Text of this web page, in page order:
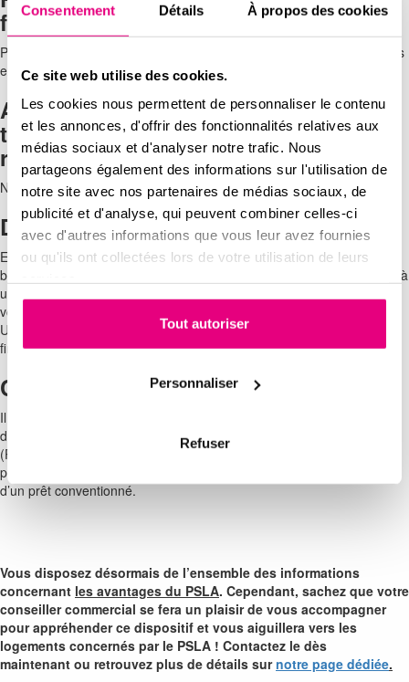
Consentement Détails À propos des cookies
Ce site web utilise des cookies.
Les cookies nous permettent de personnaliser le contenu
et les annonces, d'offrir des fonctionnalités relatives aux
médias sociaux et d'analyser notre trafic. Nous
partageons également des informations sur l'utilisation de
notre site avec nos partenaires de médias sociaux, de
publicité et d'analyse, qui peuvent combiner celles-ci
avec d'autres informations que vous leur avez fournies
ou qu'ils ont collectées lors de votre utilisation de leurs
Tout autoriser
Personnaliser
Refuser
foncière
Pendant les 15 ans suivant l’achèvement du logement neuf, vous êtes
exonéré du paiement de la taxe foncière.
Aucun appel de fonds durant les
travaux et des frais de notaire seront
réduits
N’est-ce pas là une belle économie ?
Des garanties rassurantes !
En cas d’aléas de la vie (décès, divorce, chômage…) vous
bénéficierez d’une garantie de relogement et de rachat de votre bien à
un montant minimum garanti, et cela pour une durée de 15 ans ! Et si
vous vous voyez contraint de revendre votre bien mais… à perte ?
Une assurance Revente vous permettra de couvrir cette perte
financière (dans une certaine limite !). En savoir plus sur lepack 3R !
Cumulez les dispositifs d’aide
Il vous sera possible de souscrire à d’autres prêts pour vous aider
davantage dans le financement de votre achat. Un prêt à taux zéro
(PTZ) est par exemple cumulable avec le PSLA. De même, vous
pouvez également bénéficier d’un prêt d’accession sociale (PAS) ou
d’un prêt conventionné.
Vous disposez désormais de l’ensemble des informations
concernant les avantages du PSLA. Cependant, sachez que votre
conseiller commercial se fera un plaisir de vous accompagner
pour appréhender ce dispositif et vous aiguillera vers les
logements concernés par le PSLA ! Contactez le dès
maintenant ou retrouvez plus de détails surnotre page dédiée.